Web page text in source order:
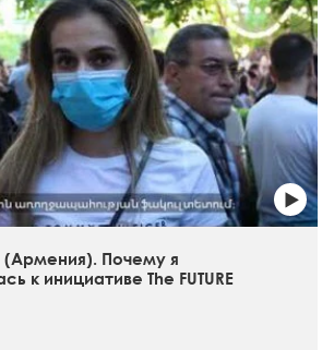
(Армения). Почему я
к инициативе The FUTURE